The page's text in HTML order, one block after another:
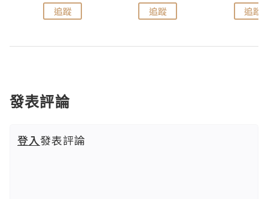
追蹤 追蹤 追蹤
發表評論
登入發表評論